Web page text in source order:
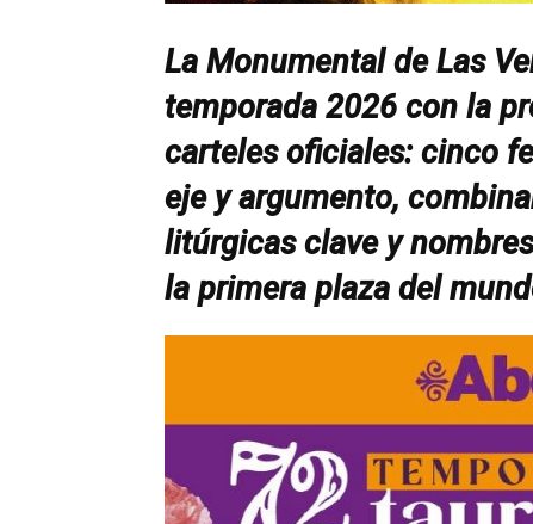
La Monumental de Las
temporada 2026 con la
carteles oficiales: cinco
eje y argumento,
litúrgicas clave y
la primera plaza del